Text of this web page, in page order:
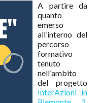
A partire da
quanto
emerso
all’interno del
percorso
formativo
tenuto
nell'ambito
del progetto
InterAzioni in